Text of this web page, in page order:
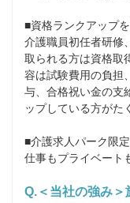
■資格ランクアップ
介護職員初任者研修
取られる方は資格取
容は試験費用の負担
与、合格祝い金の支
ップしている方がた
■介護求人パーク限
仕事もプライベート
Q.＜当社の強み＞